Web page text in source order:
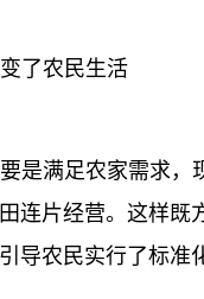
了农民生活
满足农家需求，
连片经营。这样
导农民实行了标